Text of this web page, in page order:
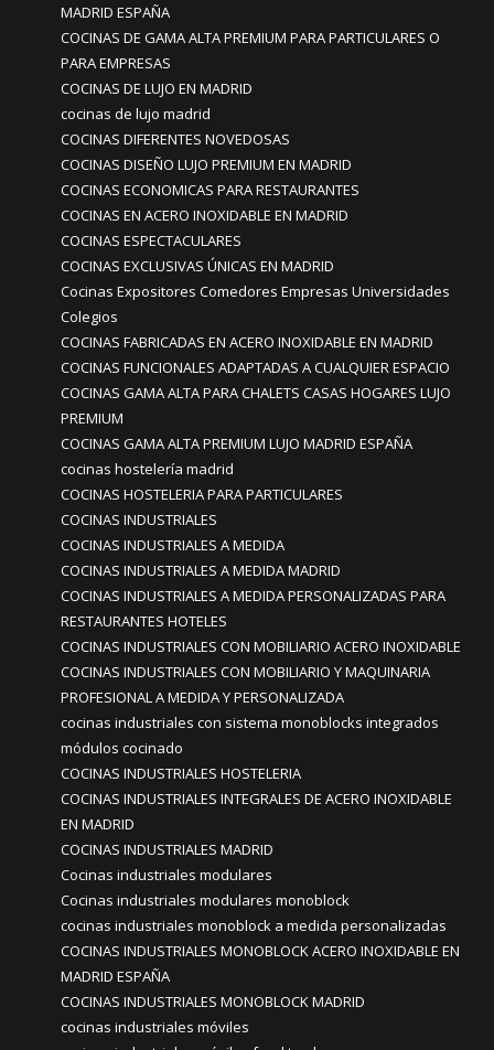
MADRID ESPAÑA
COCINAS DE GAMA ALTA PREMIUM PARA PARTICULARES O
PARA EMPRESAS
COCINAS DE LUJO EN MADRID
cocinas de lujo madrid
COCINAS DIFERENTES NOVEDOSAS
COCINAS DISEÑO LUJO PREMIUM EN MADRID
COCINAS ECONOMICAS PARA RESTAURANTES
COCINAS EN ACERO INOXIDABLE EN MADRID
COCINAS ESPECTACULARES
COCINAS EXCLUSIVAS ÚNICAS EN MADRID
Cocinas Expositores Comedores Empresas Universidades
Colegios
COCINAS FABRICADAS EN ACERO INOXIDABLE EN MADRID
COCINAS FUNCIONALES ADAPTADAS A CUALQUIER ESPACIO
COCINAS GAMA ALTA PARA CHALETS CASAS HOGARES LUJO
PREMIUM
COCINAS GAMA ALTA PREMIUM LUJO MADRID ESPAÑA
cocinas hostelería madrid
COCINAS HOSTELERIA PARA PARTICULARES
COCINAS INDUSTRIALES
COCINAS INDUSTRIALES A MEDIDA
COCINAS INDUSTRIALES A MEDIDA MADRID
COCINAS INDUSTRIALES A MEDIDA PERSONALIZADAS PARA
RESTAURANTES HOTELES
COCINAS INDUSTRIALES CON MOBILIARIO ACERO INOXIDABLE
COCINAS INDUSTRIALES CON MOBILIARIO Y MAQUINARIA
PROFESIONAL A MEDIDA Y PERSONALIZADA
cocinas industriales con sistema monoblocks integrados
módulos cocinado
COCINAS INDUSTRIALES HOSTELERIA
COCINAS INDUSTRIALES INTEGRALES DE ACERO INOXIDABLE
EN MADRID
COCINAS INDUSTRIALES MADRID
Cocinas industriales modulares
Cocinas industriales modulares monoblock
cocinas industriales monoblock a medida personalizadas
COCINAS INDUSTRIALES MONOBLOCK ACERO INOXIDABLE EN
MADRID ESPAÑA
COCINAS INDUSTRIALES MONOBLOCK MADRID
cocinas industriales móviles